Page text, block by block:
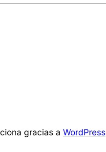
gracias a WordPress